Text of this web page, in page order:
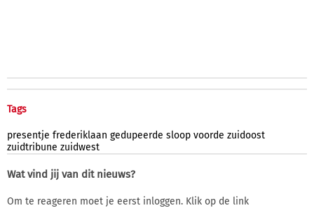
Tags
presentje frederiklaan gedupeerde sloop voorde zuidoost
zuidtribune zuidwest
Wat vind jij van dit nieuws?
Om te reageren moet je eerst inloggen. Klik op de link